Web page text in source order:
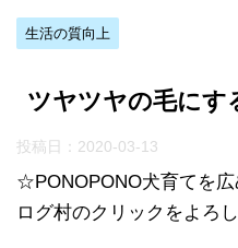
生活の質向上
ツヤツヤの毛にす
投稿日： 2020-03-13
☆PONOPONO犬育てを
ログ村のクリックをよろ